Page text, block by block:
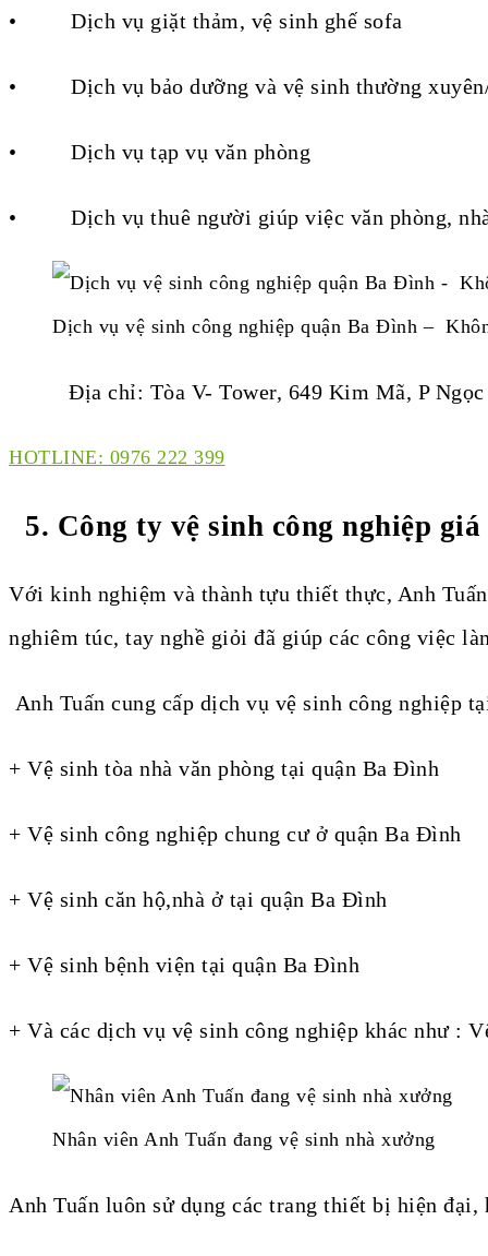
• Dịch vụ giặt thảm, vệ sinh ghế sofa
• Dịch vụ bảo dưỡng và vệ sinh thường
• Dịch vụ tạp vụ văn phòng
• Dịch vụ thuê người giúp việc văn phòng,
Dịch vụ vệ sinh công nghiệp quận Ba Đình –
Địa chỉ: Tòa V- Tower, 649 Kim Mã, P Ngọc
HOTLINE: 0976 222 399
5. Công ty vệ sinh công nghiệp
Với kinh nghiệm và thành tựu thiết thực, Anh
nghiêm túc, tay nghề giỏi đã giúp các công việc
Anh Tuấn cung cấp dịch vụ vệ sinh công nghiệp
+ Vệ sinh tòa nhà văn phòng tại quận Ba Đình
+ Vệ sinh công nghiệp chung cư ở quận Ba Đình
+ Vệ sinh căn hộ,nhà ở tại quận Ba Đình
+ Vệ sinh bệnh viện tại quận Ba Đình
+ Và các dịch vụ vệ sinh công nghiệp khác như :
Nhân viên Anh Tuấn đang vệ sinh nhà xưởng
Anh Tuấn luôn sử dụng các trang thiết bị hiện